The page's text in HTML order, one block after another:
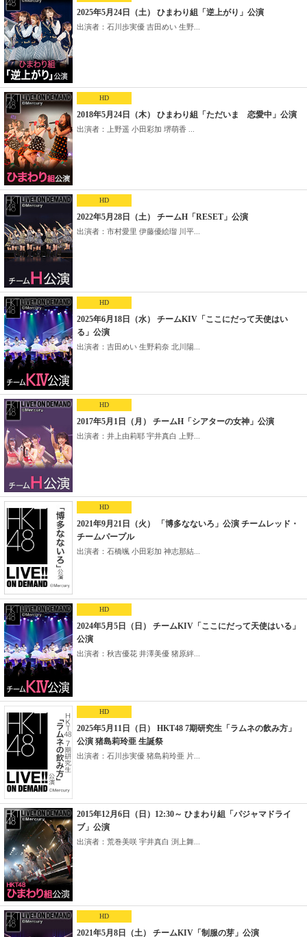
2025年5月24日（土） ひまわり組「逆上がり」公演
出演者：石川歩実優 吉田めい 生野...
HD
2018年5月24日（木） ひまわり組「ただいま 恋愛中」公演
出演者：上野遥 小田彩加 堺萌香 ...
HD
2022年5月28日（土） チームH「RESET」公演
出演者：市村愛里 伊藤優絵瑠 川平...
HD
2025年6月18日（水） チームKIV「ここにだって天使はい
る」公演
出演者：吉田めい 生野莉奈 北川陽...
HD
2017年5月1日（月） チームH「シアターの女神」公演
出演者：井上由莉耶 宇井真白 上野...
HD
2021年9月21日（火） 「博多なないろ」公演 チームレッド・
チームパープル
出演者：石橋颯 小田彩加 神志那結...
HD
2024年5月5日（日） チームKIV「ここにだって天使はいる」
公演
出演者：秋吉優花 井澤美優 猪原絆...
HD
2025年5月11日（日） HKT48 7期研究生「ラムネの飲み方」
公演 猪島莉玲亜 生誕祭
出演者：石川歩実優 猪島莉玲亜 片...
2015年12月6日（日）12:30～ ひまわり組「パジャマドライ
ブ」公演
出演者：荒巻美咲 宇井真白 渕上舞...
HD
2021年5月8日（土） チームKIV「制服の芽」公演